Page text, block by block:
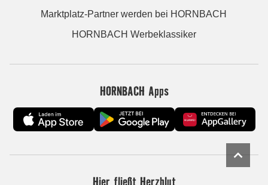
Marktplatz-Partner werden bei HORNBACH
HORNBACH Werbeklassiker
HORNBACH Apps
Hier fließt Herzblut